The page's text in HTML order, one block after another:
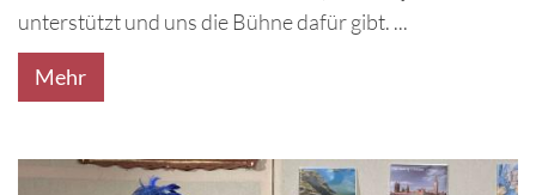
unterstützt und uns die Bühne dafür gibt. ...
Mehr